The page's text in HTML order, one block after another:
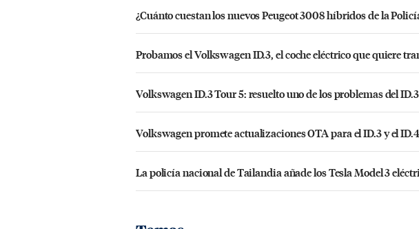
¿Cuánto cuestan los nuevos Peugeot 3008 híbridos de la
Probamos el Volkswagen ID.3, el coche eléctrico que quiere
Volkswagen ID.3 Tour 5: resuelto uno de los problemas del
Volkswagen promete actualizaciones OTA para el ID.3 y el
La policía nacional de Tailandia añade los Tesla Model 3